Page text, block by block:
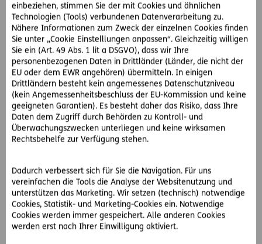
einbeziehen, stimmen Sie der mit Cookies und ähnlichen
Technologien (Tools) verbundenen Datenverarbeitung zu.
Nähere Informationen zum Zweck der einzelnen Cookies finden
Sie unter „Cookie Einstelllungen anpassen“. Gleichzeitig willigen
Sie ein (Art. 49 Abs. 1 lit a DSGVO), dass wir Ihre
personenbezogenen Daten in Drittländer (Länder, die nicht der
EU oder dem EWR angehören) übermitteln. In einigen
Drittländern besteht kein angemessenes Datenschutzniveau
(kein Angemessenheitsbeschluss der EU-Kommission und keine
geeigneten Garantien). Es besteht daher das Risiko, dass Ihre
Daten dem Zugriff durch Behörden zu Kontroll- und
Überwachungszwecken unterliegen und keine wirksamen
Rechtsbehelfe zur Verfügung stehen.
Dadurch verbessert sich für Sie die Navigation. Für uns
vereinfachen die Tools die Analyse der Websitenutzung und
unterstützen das Marketing. Wir setzen (technisch) notwendige
Cookies, Statistik- und Marketing-Cookies ein. Notwendige
Cookies werden immer gespeichert. Alle anderen Cookies
werden erst nach Ihrer Einwilligung aktiviert.
Nun kommt Herr L. ins Spiel. Er ist Eigentümer einer
benachbarten Wohnung und beruflich Schichtarbeiter. Er
kann aufgrund des Kinderlärms untertags nicht schlafen
und meint, dass die Betreuung eine Widmungsänderung
von Wohnung auf Betriebsstätte darstellt.
Diese bedarf der Zustimmung der anderen
Wohnungseigentümer. Die Tätigkeit der Tagesmutter in der
Wohnung ist daher seiner Meinung nach nicht erlaubt.
So hat der OGH entschieden:
Der Oberste Gerichtshof weist die Klage ab: Obwohl die
Tagesmutterschaft eine Ausübung eines Berufs darstellt,
tritt der eigentliche Wohnzweck der betroffenen Wohnung
nicht so stark in den Hintergrund, dass damit schon eine
Widmungsänderung in Richtung Betriebsstätte vorliegt.